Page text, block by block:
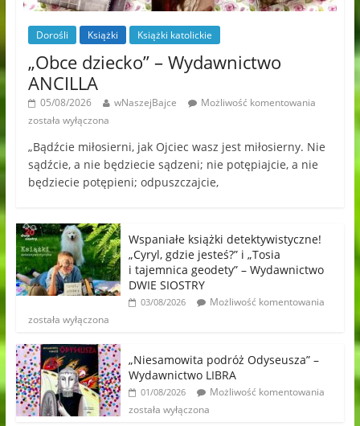
Dorośli Książki Książki katolickie
„Obce dziecko” – Wydawnictwo
ANCILLA
05/08/2026 wNaszejBajce
Możliwość komentowania
została wyłączona
„Bądźcie miłosierni, jak Ojciec wasz jest miłosierny. Nie
sądźcie, a nie będziecie sądzeni; nie potępiajcie, a nie
będziecie potępieni; odpuszczajcie,
Wspaniałe książki detektywistyczne!
„Cyryl, gdzie jesteś?” i „Tosia
i tajemnica geodety” – Wydawnictwo
DWIE SIOSTRY
03/08/2026
Możliwość komentowania
została wyłączona
„Niesamowita podróż Odyseusza” –
Wydawnictwo LIBRA
01/08/2026
Możliwość komentowania
została wyłączona